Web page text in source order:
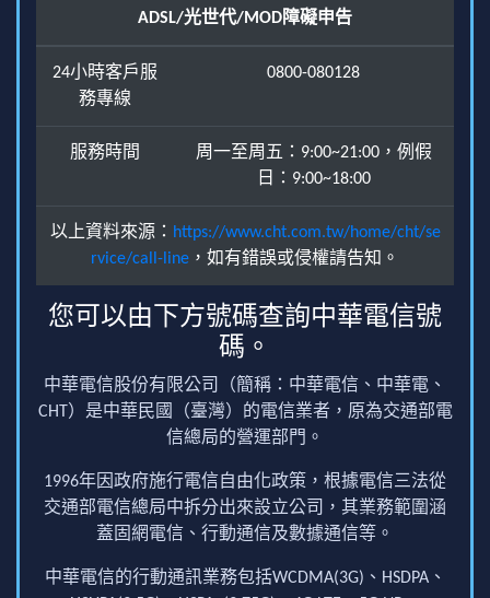
ADSL/光世代/MOD障礙申告
24小時客戶服
務專線
0800-080128
服務時間
周一至周五：9:00~21:00，例假
日：9:00~18:00
以上資料來源： https://www.cht.com.tw/home/cht/se
rvice/call-line ，如有錯誤或侵權請告知。
您可以由下方號碼查詢中華電信號
碼。
中華電信股份有限公司（簡稱：中華電信、中華電、
CHT）是中華民國（臺灣）的電信業者，原為交通部電
信總局的營運部門。
1996年因政府施行電信自由化政策，根據電信三法從
交通部電信總局中拆分出來設立公司，其業務範圍涵
蓋固網電信、行動通信及數據通信等。
中華電信的行動通訊業務包括WCDMA(3G)、HSDPA、